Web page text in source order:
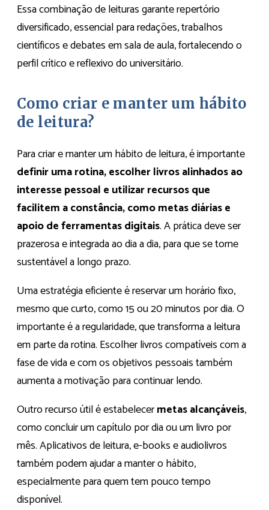
Essa combinação de leituras garante repertório
diversificado, essencial para redações, trabalhos
científicos e debates em sala de aula, fortalecendo o
perfil crítico e reflexivo do universitário.
Como criar e manter um hábito
de leitura?
Para criar e manter um hábito de leitura, é importante
definir uma rotina, escolher livros alinhados ao
interesse pessoal e utilizar recursos que
facilitem a constância, como metas diárias e
apoio de ferramentas digitais. A prática deve ser
prazerosa e integrada ao dia a dia, para que se torne
sustentável a longo prazo.
Uma estratégia eficiente é reservar um horário fixo,
mesmo que curto, como 15 ou 20 minutos por dia. O
importante é a regularidade, que transforma a leitura
em parte da rotina. Escolher livros compatíveis com a
fase de vida e com os objetivos pessoais também
aumenta a motivação para continuar lendo.
Outro recurso útil é estabelecermetas alcançáveis,
como concluir um capítulo por dia ou um livro por
mês. Aplicativos de leitura, e-books e audiolivros
também podem ajudar a manter o hábito,
especialmente para quem tem pouco tempo
disponível.